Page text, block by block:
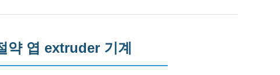
약 엽 extruder 기계